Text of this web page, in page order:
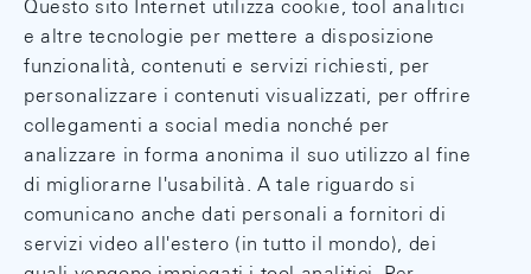
Questo sito Internet utilizza cookie, tool analitici
e altre tecnologie per mettere a disposizione
funzionalità, contenuti e servizi richiesti, per
personalizzare i contenuti visualizzati, per offrire
collegamenti a social media nonché per
analizzare in forma anonima il suo utilizzo al fine
di migliorarne l'usabilità. A tale riguardo si
comunicano anche dati personali a fornitori di
servizi video all'estero (in tutto il mondo), dei